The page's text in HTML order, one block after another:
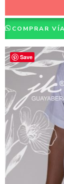
Negro
Amarillo
Azul
Rojo
Verde
Blanco
COMPRAR
Save